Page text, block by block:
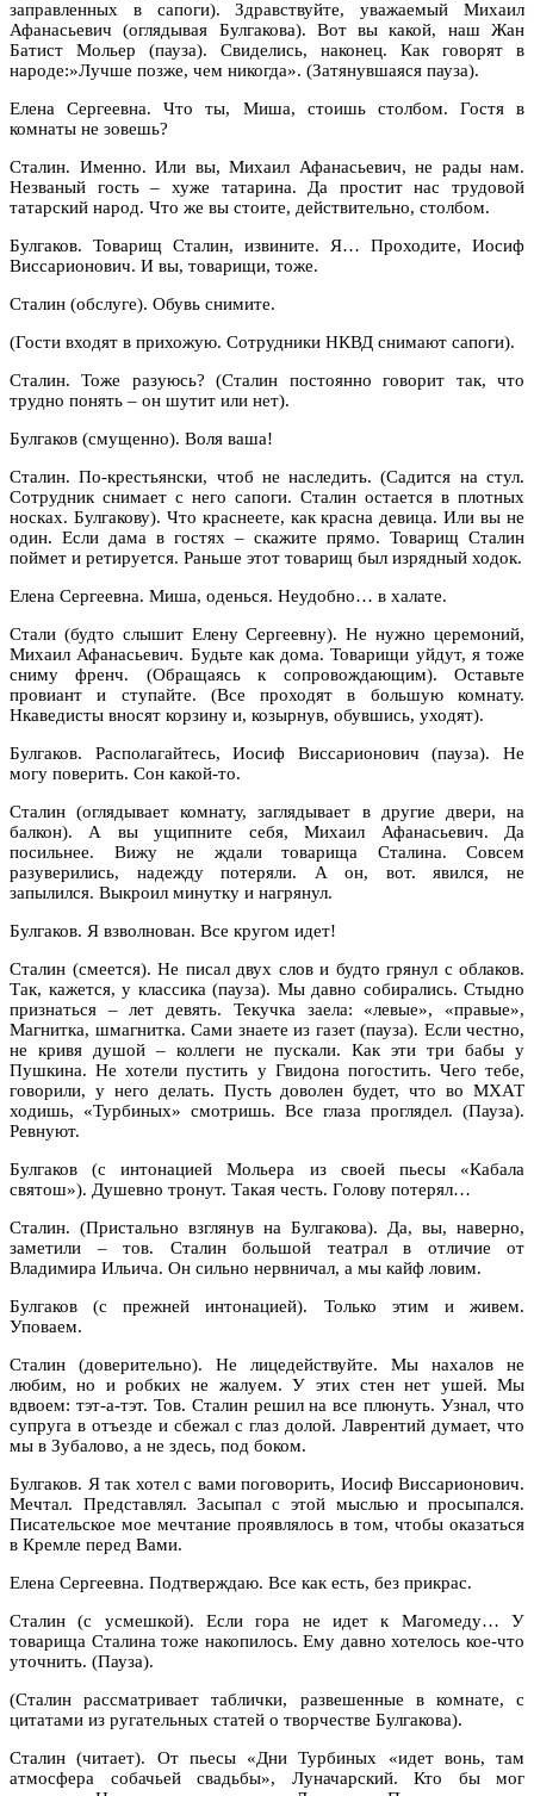
заправленных в сапоги). Здравствуйте, уважаемый Михаил
Афанасьевич (оглядывая Булгакова). Вот вы какой, наш Жан
Батист Мольер (пауза). Свиделись, наконец. Как говорят в
народе:»Лучше позже, чем никогда». (Затянувшаяся пауза).
Елена Сергеевна. Что ты, Миша, стоишь столбом. Гостя в
комнаты не зовешь?
Сталин. Именно. Или вы, Михаил Афанасьевич, не рады нам.
Незваный гость – хуже татарина. Да простит нас трудовой
татарский народ. Что же вы стоите, действительно, столбом.
Булгаков. Товарищ Сталин, извините. Я… Проходите, Иосиф
Виссарионович. И вы, товарищи, тоже.
Сталин (обслуге). Обувь снимите.
(Гости входят в прихожую. Сотрудники НКВД снимают сапоги).
Сталин. Тоже разуюсь? (Сталин постоянно говорит так, что
трудно понять – он шутит или нет).
Булгаков (смущенно). Воля ваша!
Сталин. По-крестьянски, чтоб не наследить. (Садится на стул.
Сотрудник снимает с него сапоги. Сталин остается в плотных
носках. Булгакову). Что краснеете, как красна девица. Или вы не
один. Если дама в гостях – скажите прямо. Товарищ Сталин
поймет и ретируется. Раньше этот товарищ был изрядный ходок.
Елена Сергеевна. Миша, оденься. Неудобно… в халате.
Стали (будто слышит Елену Сергеевну). Не нужно церемоний,
Михаил Афанасьевич. Будьте как дома. Товарищи уйдут, я тоже
сниму френч. (Обращаясь к сопровождающим). Оставьте
провиант и ступайте. (Все проходят в большую комнату.
Нкаведисты вносят корзину и, козырнув, обувшись, уходят).
Булгаков. Располагайтесь, Иосиф Виссарионович (пауза). Не
могу поверить. Сон какой-то.
Сталин (оглядывает комнату, заглядывает в другие двери, на
балкон). А вы ущипните себя, Михаил Афанасьевич. Да
посильнее. Вижу не ждали товарища Сталина. Совсем
разуверились, надежду потеряли. А он, вот. явился, не
запылился. Выкроил минутку и нагрянул.
Булгаков. Я взволнован. Все кругом идет!
Сталин (смеется). Не писал двух слов и будто грянул с облаков.
Так, кажется, у классика (пауза). Мы давно собирались. Стыдно
признаться – лет девять. Текучка заела: «левые», «правые»,
Магнитка, шмагнитка. Сами знаете из газет (пауза). Если честно,
не кривя душой – коллеги не пускали. Как эти три бабы у
Пушкина. Не хотели пустить у Гвидона погостить. Чего тебе,
говорили, у него делать. Пусть доволен будет, что во МХАТ
ходишь, «Турбиных» смотришь. Все глаза проглядел. (Пауза).
Ревнуют.
Булгаков (с интонацией Мольера из своей пьесы «Кабала
святош»). Душевно тронут. Такая честь. Голову потерял…
Сталин. (Пристально взглянув на Булгакова). Да, вы, наверно,
заметили – тов. Сталин большой театрал в отличие от
Владимира Ильича. Он сильно нервничал, а мы кайф ловим.
Булгаков (с прежней интонацией). Только этим и живем.
Уповаем.
Сталин (доверительно). Не лицедействуйте. Мы нахалов не
любим, но и робких не жалуем. У этих стен нет ушей. Мы
вдвоем: тэт-а-тэт. Тов. Сталин решил на все плюнуть. Узнал, что
супруга в отъезде и сбежал с глаз долой. Лаврентий думает, что
мы в Зубалово, а не здесь, под боком.
Булгаков. Я так хотел с вами поговорить, Иосиф Виссарионович.
Мечтал. Представлял. Засыпал с этой мыслью и просыпался.
Писательское мое мечтание проявлялось в том, чтобы оказаться
в Кремле перед Вами.
Елена Сергеевна. Подтверждаю. Все как есть, без прикрас.
Сталин (с усмешкой). Если гора не идет к Магомеду… У
товарища Сталина тоже накопилось. Ему давно хотелось кое-что
уточнить. (Пауза).
(Сталин рассматривает таблички, развешенные в комнате, с
цитатами из ругательных статей о творчестве Булгакова).
Сталин (читает). От пьесы «Дни Турбиных «идет вонь, там
атмосфера собачьей свадьбы», Луначарский. Кто бы мог